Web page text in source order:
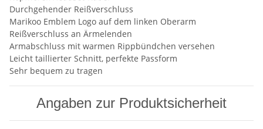
Durchgehender Reißverschluss
Marikoo Emblem Logo auf dem linken Oberarm
Reißverschluss an Ärmelenden
Armabschluss mit warmen Rippbündchen versehen
Leicht taillierter Schnitt, perfekte Passform
Sehr bequem zu tragen
Angaben zur Produktsicherheit